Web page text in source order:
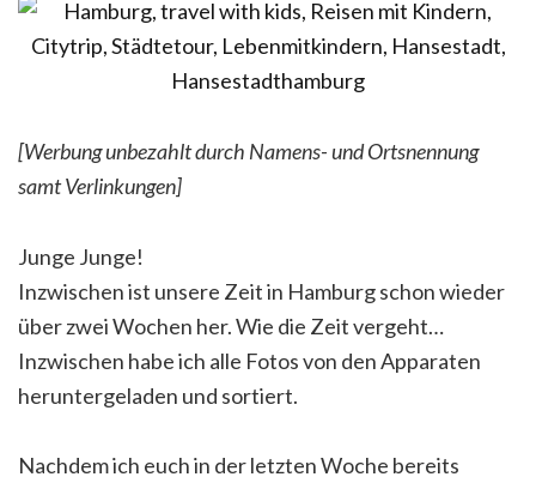
[Werbung unbezahlt durch Namens- und Ortsnennung
samt Verlinkungen]
Junge Junge!
Inzwischen ist unsere Zeit in Hamburg schon wieder
über zwei Wochen her. Wie die Zeit vergeht…
Inzwischen habe ich alle Fotos von den Apparaten
heruntergeladen und sortiert.
Nachdem ich euch in der letzten Woche bereits